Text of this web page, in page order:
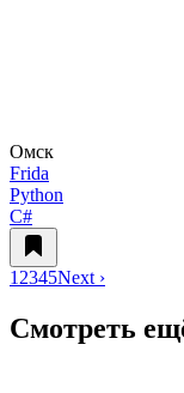
Омск
Frida
Python
C#
1 2345Next ›
Смотреть